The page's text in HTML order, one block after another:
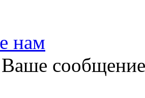
нам
Ваше сообщение